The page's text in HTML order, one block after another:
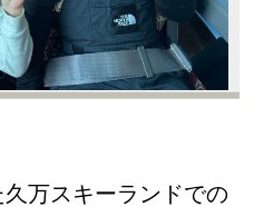
万スキーランドでの